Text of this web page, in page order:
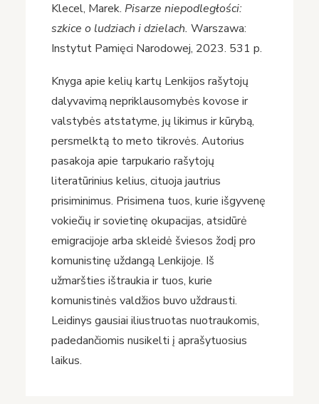
Klecel, Marek. Pisarze niepodległości:
szkice o ludziach i dzielach. Warszawa:
Instytut Pamięci Narodowej, 2023. 531 p.
Knyga apie kelių kartų Lenkijos rašytojų
dalyvavimą nepriklausomybės kovose ir
valstybės atstatyme, jų likimus ir kūrybą,
persmelktą to meto tikrovės. Autorius
pasakoja apie tarpukario rašytojų
literatūrinius kelius, cituoja jautrius
prisiminimus. Prisimena tuos, kurie išgyvenę
vokiečių ir sovietinę okupacijas, atsidūrė
emigracijoje arba skleidė šviesos žodį pro
komunistinę uždangą Lenkijoje. Iš
užmaršties ištraukia ir tuos, kurie
komunistinės valdžios buvo uždrausti.
Leidinys gausiai iliustruotas nuotraukomis,
padedančiomis nusikelti į aprašytuosius
laikus.